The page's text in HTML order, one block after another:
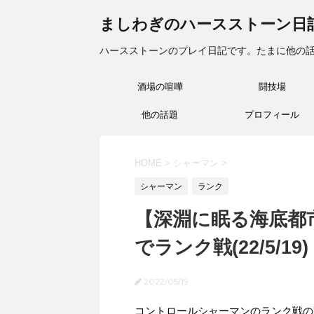
ましわぎのハースストーン日
ハースストーンのプレイ日記です。たまに他の
酒場の喧嘩 闘技場
他の話題 プロフィール
HOME > シャーマン >
シャーマン ランク
【深淵に眠る海底
でランク戦(22/5/19)
2022/05/19
コントロールシャーマンのランク戦